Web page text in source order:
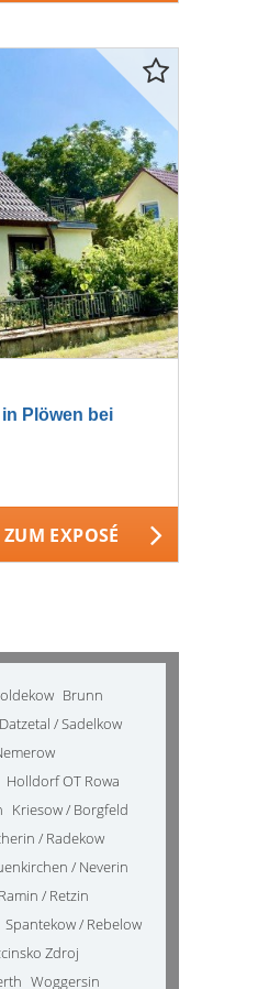
in Plöwen bei
ZUM EXPOSÉ
Brunn
Datzetal / Sadelkow
Holldorf OT Rowa
Kriesow / Borgfeld
/ Radekow
/ Neverin
Ramin / Retzin
Spantekow / Rebelow
Zdroj
Woggersin